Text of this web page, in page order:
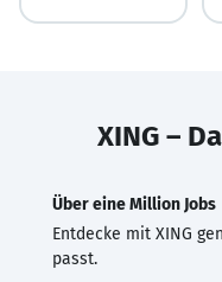
XING –
Über eine Million Jobs
Entdecke mit XING
passt.